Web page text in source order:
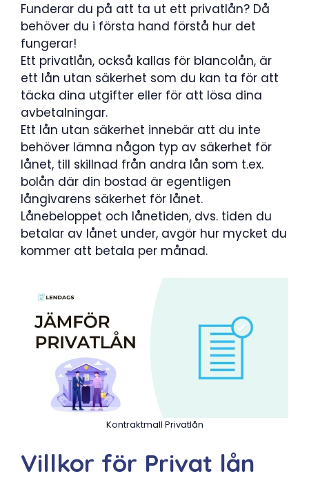
Funderar du på att ta ut ett privatlån? Då
behöver du i första hand förstå hur det
fungerar!
Ett privatlån, också kallas för blancolån, är
ett lån utan säkerhet som du kan ta för att
täcka dina utgifter eller för att lösa dina
avbetalningar.
Ett lån utan säkerhet innebär att du inte
behöver lämna någon typ av säkerhet för
lånet, till skillnad från andra lån som t.ex.
bolån där din bostad är egentligen
långivarens säkerhet för lånet.
Lånebeloppet och lånetiden, dvs. tiden du
betalar av lånet under, avgör hur mycket du
kommer att betala per månad.
Kontraktmall Privatlån
Villkor för Privat lån